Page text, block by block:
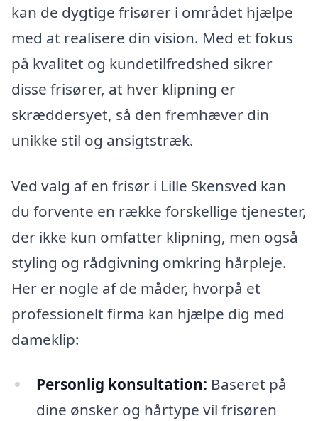
kan de dygtige frisører i området hjælpe
med at realisere din vision. Med et fokus
på kvalitet og kundetilfredshed sikrer
disse frisører, at hver klipning er
skræddersyet, så den fremhæver din
unikke stil og ansigtstræk.
Ved valg af en frisør i Lille Skensved kan
du forvente en række forskellige tjenester,
der ikke kun omfatter klipning, men også
styling og rådgivning omkring hårpleje.
Her er nogle af de måder, hvorpå et
professionelt firma kan hjælpe dig med
dameklip:
Personlig konsultation: Baseret på
dine ønsker og hårtype vil frisøren